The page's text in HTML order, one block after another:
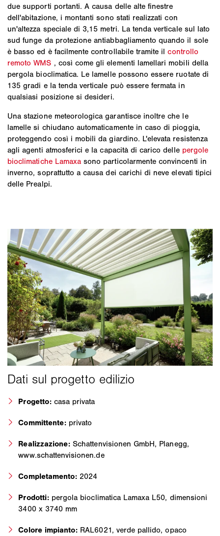
due supporti portanti. A causa delle alte finestre
dell'abitazione, i montanti sono stati realizzati con
un'altezza speciale di 3,15 metri. La tenda verticale sul lato
sud funge da protezione antiabbagliamento quando il sole
è basso ed è facilmente controllabile tramite ilcontrollo
remoto WMS , così come gli elementi lamellari mobili della
pergola bioclimatica. Le lamelle possono essere ruotate di
135 gradi e la tenda verticale può essere fermata in
qualsiasi posizione si desideri.
Una stazione meteorologica garantisce inoltre che le
lamelle si chiudano automaticamente in caso di pioggia,
proteggendo così i mobili da giardino. L'elevata resistenza
agli agenti atmosferici e la capacità di carico delle pergole
bioclimatiche Lamaxa sono particolarmente convincenti in
inverno, soprattutto a causa dei carichi di neve elevati tipici
delle Prealpi.
Progetto: casa privata
Committente: privato
Realizzazione:Schattenvisionen GmbH, Planegg,
www.schattenvisionen.de
Completamento: 2024
Prodotti: pergola bioclimatica Lamaxa L50, dimensioni
3400 x 3740 mm
Colore impianto: RAL6021, verde pallido, opaco